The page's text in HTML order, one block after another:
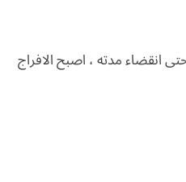
انقضاء مدته ، اصبح الافراج